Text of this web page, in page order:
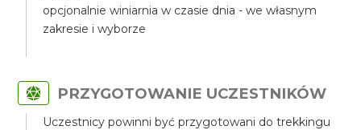
opcjonalnie winiarnia w czasie dnia - we własnym
zakresie i wyborze
PRZYGOTOWANIE UCZESTNIKÓW
Uczestnicy powinni być przygotowani do trekkingu